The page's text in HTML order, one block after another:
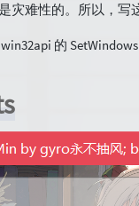
灾难性的。所以，写
的